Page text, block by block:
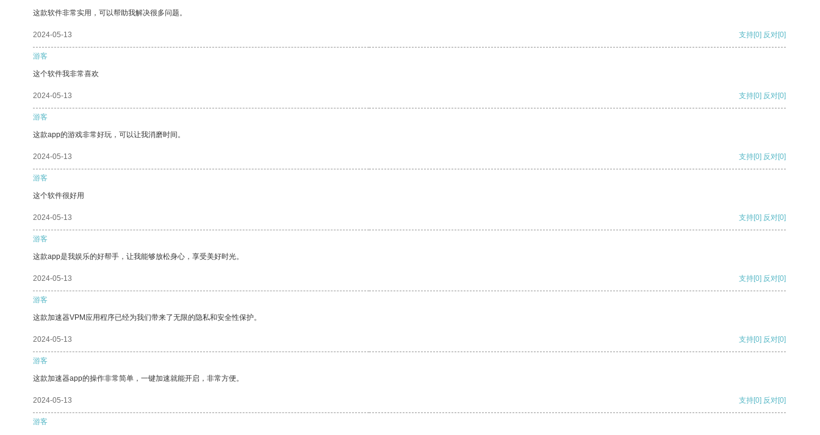
这款软件非常实用，可以帮助我解决很多问题。
2024-05-13 支持[0] 反对[0]
游客
这个软件我非常喜欢
2024-05-13 支持[0] 反对[0]
游客
这款app的游戏非常好玩，可以让我消磨时间。
2024-05-13 支持[0] 反对[0]
游客
这个软件很好用
2024-05-13 支持[0] 反对[0]
游客
这款app是我娱乐的好帮手，让我能够放松身心，享受美好时光。
2024-05-13 支持[0] 反对[0]
游客
这款加速器VPM应用程序已经为我们带来了无限的隐私和安全性保护。
2024-05-13 支持[0] 反对[0]
游客
这款加速器app的操作非常简单，一键加速就能开启，非常方便。
2024-05-13 支持[0] 反对[0]
游客